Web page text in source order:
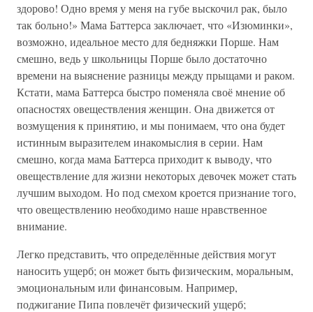
здорово! Одно время у меня на губе выскочил рак, было
так больно!» Мама Баттерса заключает, что «Изюминки»,
возможно, идеальное место для бедняжки Порше. Нам
смешно, ведь у школьницы Порше было достаточно
времени на выяснение разницы между прыщами и раком.
Кстати, мама Баттерса быстро поменяла своё мнение об
опасностях овеществления женщин. Она движется от
возмущения к принятию, и мы понимаем, что она будет
истинным выразителем инакомыслия в серии. Нам
смешно, когда мама Баттерса приходит к выводу, что
овеществление для жизни некоторых девочек может стать
лучшим выходом. Но под смехом кроется признание того,
что овеществлению необходимо наше нравственное
внимание.
Легко представить, что определённые действия могут
наносить ущерб; он может быть физическим, моральным,
эмоциональным или финансовым. Например,
поджигание Пипа повлечёт физический ущерб;